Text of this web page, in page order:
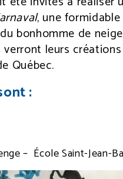
, une
bonhomme de
leurs
Québec.
:
– École Saint-Jean-